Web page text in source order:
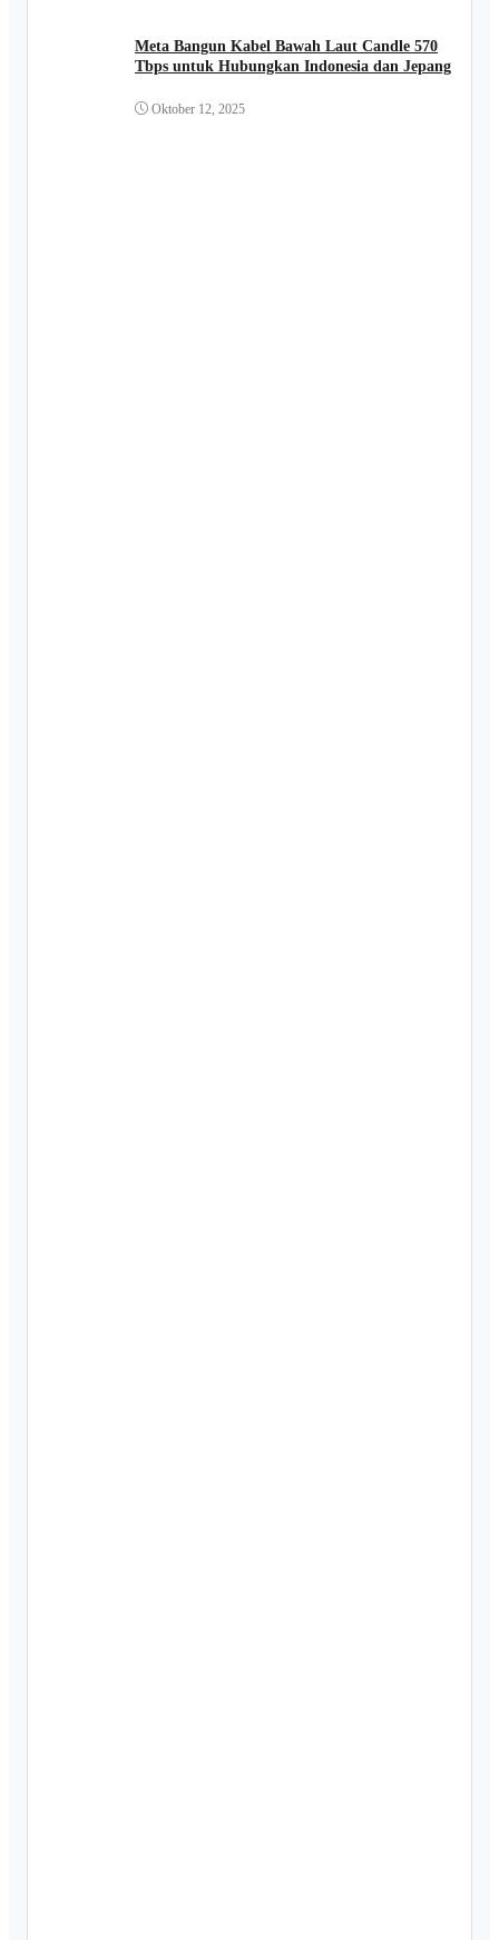
Meta Bangun Kabel Bawah Laut Candle 570
Tbps untuk Hubungkan Indonesia dan Jepang
Oktober 12, 2025